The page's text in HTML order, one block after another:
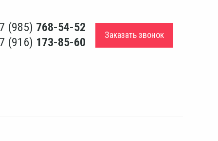
(985) 768-54-52
(916) 173-85-60
Заказать звонок